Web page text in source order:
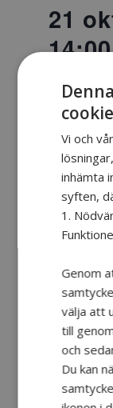
21
14:00
När: den
Var:
Datum:
21
Vi och
inhämta
syften,
1.
Genom
välja att
till
och
Du kan